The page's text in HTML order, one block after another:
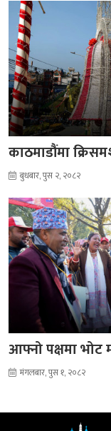
काठमाडौंमा
बुधबार, पुस २, २०८२
आफ्नो पक्षमा भोट
मंगलबार, पुस १, २०८२